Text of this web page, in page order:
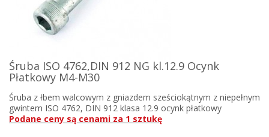
Śruba ISO 4762,DIN 912 NG kl.12.9 Ocynk
Płatkowy M4-M30
Śruba z łbem walcowym z gniazdem sześciokątnym z niepełnym
gwintem ISO 4762, DIN 912 klasa 12.9 ocynk płatkowy
Podane ceny są cenami za 1 sztukę